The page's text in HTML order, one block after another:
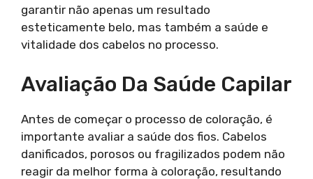
garantir não apenas um resultado
esteticamente belo, mas também a saúde e
vitalidade dos cabelos no processo.
Avaliação Da Saúde Capilar
Antes de começar o processo de coloração, é
importante avaliar a saúde dos fios. Cabelos
danificados, porosos ou fragilizados podem não
reagir da melhor forma à coloração, resultando